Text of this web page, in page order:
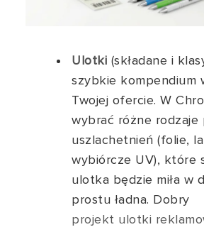
Ulotki (składane i
szybkie kompendium
Twojej ofercie. W
wybrać różne rodzaje
uszlachetnień (folie,
wybiórcze UV), które
ulotka będzie miła w
prostu ładna. Dobry
projekt ulotki